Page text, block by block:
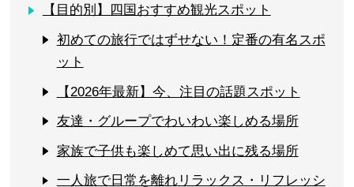
【目的別】四国おすすめ観光スポット
初めての旅行ではずせない！定番の有名スポ
ット
【2026年最新】今、注目の話題スポット
友達・グループでわいわい楽しめる場所
家族で子供も楽しめて思い出に残る場所
一人旅で日常を離れリラックス・リフレッシ